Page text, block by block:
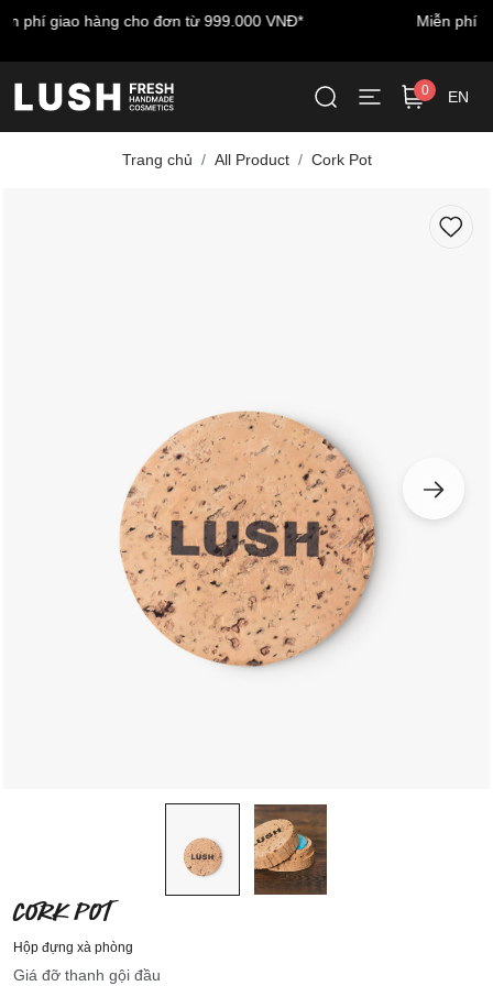
Miễn phí vận chuyển cho đơn hàng đầu tiên - nhập mã:
0 EN
Trang chủ All Product Cork Pot
CORK POT
Hộp đựng xà phòng
Giá đỡ thanh gội đầu